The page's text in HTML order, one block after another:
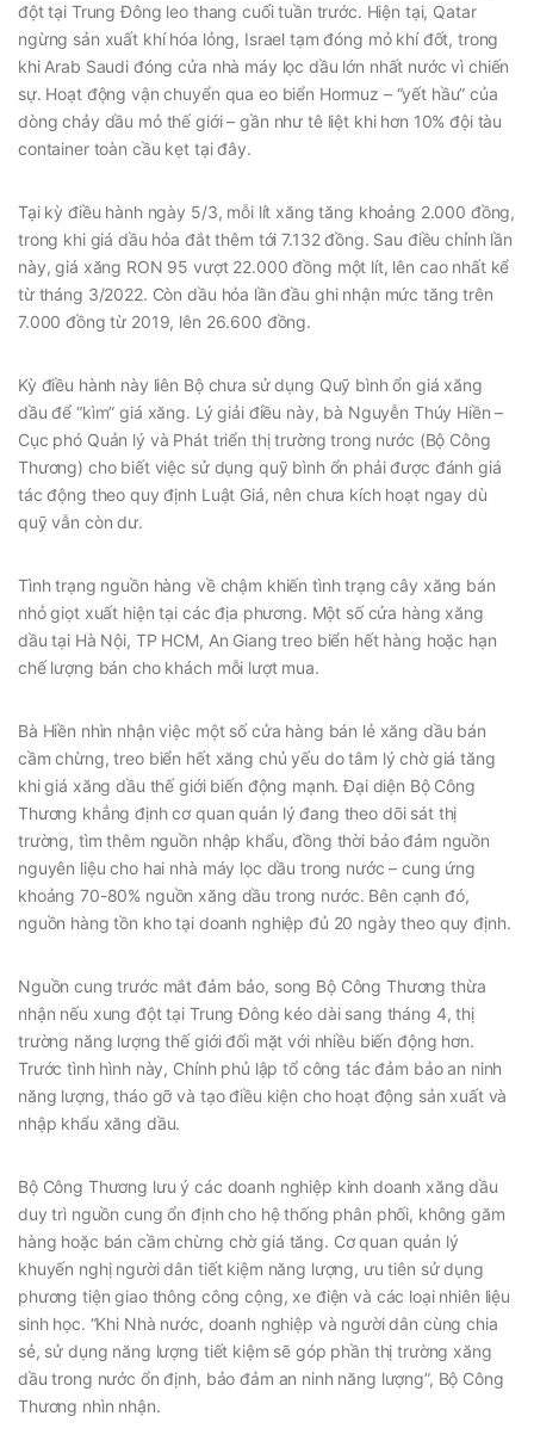
đột tại Trung Đông leo thang cuối tuần trước. Hiện tại, Qatar
ngừng sản xuất khí hóa lỏng, Israel tạm đóng mỏ khí đốt, trong
khi Arab Saudi đóng cửa nhà máy lọc dầu lớn nhất nước vì chiến
sự. Hoạt động vận chuyển qua eo biển Hormuz – “yết hầu” của
dòng chảy dầu mỏ thế giới – gần như tê liệt khi hơn 10% đội tàu
container toàn cầu kẹt tại đây.
Tại kỳ điều hành ngày 5/3, mỗi lít xăng tăng khoảng 2.000 đồng,
trong khi giá dầu hỏa đắt thêm tới 7.132 đồng. Sau điều chỉnh lần
này, giá xăng RON 95 vượt 22.000 đồng một lít, lên cao nhất kể
từ tháng 3/2022. Còn dầu hỏa lần đầu ghi nhận mức tăng trên
7.000 đồng từ 2019, lên 26.600 đồng.
Kỳ điều hành này liên Bộ chưa sử dụng Quỹ bình ổn giá xăng
dầu để “kìm” giá xăng. Lý giải điều này, bà Nguyễn Thúy Hiền –
Cục phó Quản lý và Phát triển thị trường trong nước (Bộ Công
Thương) cho biết việc sử dụng quỹ bình ổn phải được đánh giá
tác động theo quy định Luật Giá, nên chưa kích hoạt ngay dù
quỹ vẫn còn dư.
Tình trạng nguồn hàng về chậm khiến tình trạng cây xăng bán
nhỏ giọt xuất hiện tại các địa phương. Một số cửa hàng xăng
dầu tại Hà Nội, TP HCM, An Giang treo biển hết hàng hoặc hạn
chế lượng bán cho khách mỗi lượt mua.
Bà Hiền nhìn nhận việc một số cửa hàng bán lẻ xăng dầu bán
cầm chừng, treo biển hết xăng chủ yếu do tâm lý chờ giá tăng
khi giá xăng dầu thế giới biến động mạnh. Đại diện Bộ Công
Thương khẳng định cơ quan quản lý đang theo dõi sát thị
trường, tìm thêm nguồn nhập khẩu, đồng thời bảo đảm nguồn
nguyên liệu cho hai nhà máy lọc dầu trong nước – cung ứng
khoảng 70-80% nguồn xăng dầu trong nước. Bên cạnh đó,
nguồn hàng tồn kho tại doanh nghiệp đủ 20 ngày theo quy định.
Nguồn cung trước mắt đảm bảo, song Bộ Công Thương thừa
nhận nếu xung đột tại Trung Đông kéo dài sang tháng 4, thị
trường năng lượng thế giới đối mặt với nhiều biến động hơn.
Trước tình hình này, Chính phủ lập tổ công tác đảm bảo an ninh
năng lượng, tháo gỡ và tạo điều kiện cho hoạt động sản xuất và
nhập khẩu xăng dầu.
Bộ Công Thương lưu ý các doanh nghiệp kinh doanh xăng dầu
duy trì nguồn cung ổn định cho hệ thống phân phối, không găm
hàng hoặc bán cầm chừng chờ giá tăng. Cơ quan quản lý
khuyến nghị người dân tiết kiệm năng lượng, ưu tiên sử dụng
phương tiện giao thông công cộng, xe điện và các loại nhiên liệu
sinh học. “Khi Nhà nước, doanh nghiệp và người dân cùng chia
sẻ, sử dụng năng lượng tiết kiệm sẽ góp phần thị trường xăng
dầu trong nước ổn định, bảo đảm an ninh năng lượng”, Bộ Công
Thương nhìn nhận.